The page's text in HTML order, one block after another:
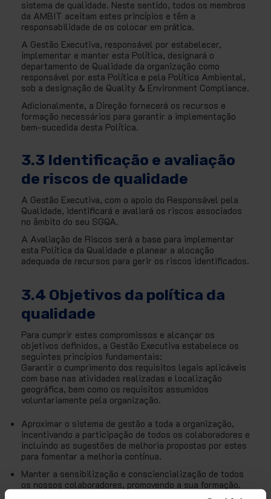
sistema de qualidade. Neste sentido, todos os membros
da AMBIT aceitam estes princípios e têm a
responsabilidade de os colocar em prática.
A Gestão Executiva, responsável por estabelecer,
implementar e manter esta Política, designará o
departamento de Qualidade da organização como
responsável por esta Política e pela Política Ambiental,
sob a designação de Quality & Environment Compliance.
Adicionalmente, a Direção fornecerá os recursos e
formação necessários para garantir a implementação
bem-sucedida desta Política.
3.3 Identificação e avaliação
de riscos de qualidade
A Gestão Executiva, com o apoio do Responsável pela
Qualidade, identificará e avaliará os riscos associados
no âmbito do seu SGQA.
A Avaliação de Riscos será a base para implementar
esta Política da Qualidade e planear a alocação
adequada de recursos para gerir os riscos identificados.
3.4 Objetivos da política da
qualidade
Para cumprir estes compromissos e alcançar os
objetivos definidos, a Gestão Executiva estabelece os
seguintes princípios fundamentais:
Garantir o cumprimento dos requisitos legais aplicáveis
com base nas atividades realizadas e localização
geográfica, bem como os requisitos assumidos
voluntariamente pela organização.
Aproximar o sistema de gestão a toda a organização,
incentivando a participação de todos os colaboradores e
incluindo as sugestões de melhoria propostas por estes
para fomentar a melhoria contínua.
Manter a sensibilização e consciencialização de todos
os nossos colaboradores, promovendo a sua formação.